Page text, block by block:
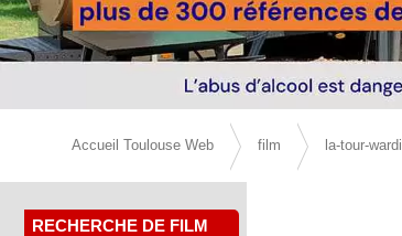
Accueil Toulouse Web film la-tour-wardi
RECHERCHE DE FILM